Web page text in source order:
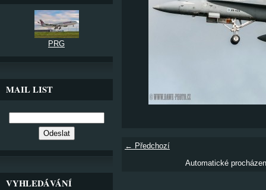
← Předchozí
Automatické
PRG
MAIL LIST
VYHLEDÁVÁNÍ